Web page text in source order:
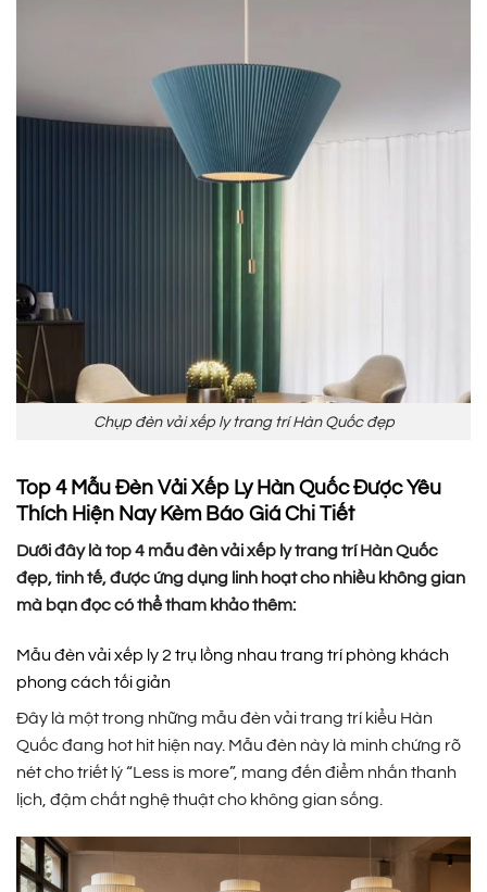
Chụp đèn vải xếp ly trang trí Hàn Quốc đẹp
Top 4 Mẫu Đèn Vải Xếp Ly Hàn Quốc Được Yêu
Thích Hiện Nay Kèm Báo Giá Chi Tiết
Dưới đây là top 4 mẫu đèn vải xếp ly trang trí Hàn Quốc
đẹp, tinh tế, được ứng dụng linh hoạt cho nhiều không gian
mà bạn đọc có thể tham khảo thêm:
Mẫu đèn vải xếp ly 2 trụ lồng nhau trang trí phòng khách
phong cách tối giản
Đây là một trong những mẫu đèn vải trang trí kiểu Hàn
Quốc đang hot hit hiện nay. Mẫu đèn này là minh chứng rõ
nét cho triết lý “Less is more”, mang đến điểm nhấn thanh
lịch, đậm chất nghệ thuật cho không gian sống.